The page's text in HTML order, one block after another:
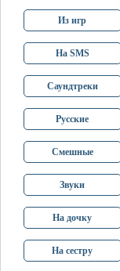
Из игр
На SMS
Саундтреки
Русские
Смешные
Звуки
На дочку
На сестру